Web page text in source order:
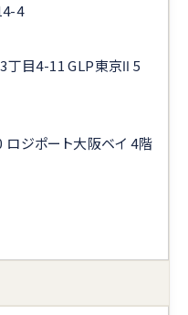
4
丁目4-11 GLP東京Ⅱ 5
ジポート大阪ベイ 4階